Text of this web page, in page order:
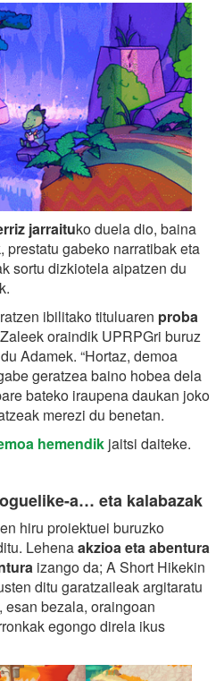
jarraituko duela dio, baina
gabeko narratibak eta
sortu dizkiotela aipatzen du
ibilitako tituluaren proba
oraindik UPRPGri buruz
Adamek. “Hortaz, demoa
geratzea baino hobea dela
bateko iraupena daukan joko
merezi du benetan.
hemendik jaitsi daiteke.
a… eta kalabazak
hiru proiektuei buruzko
Lehenaakzioa eta abentura
izango da; A Short Hikekin
ditu garatzaileak argitaratu
bezala, oraingoan
egongo direla ikus